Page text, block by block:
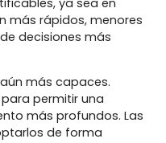
herramientas
en activos operativos
no solo consiste en
la IA de forma
existentes,
datos, el retorno de la
de los usuarios.